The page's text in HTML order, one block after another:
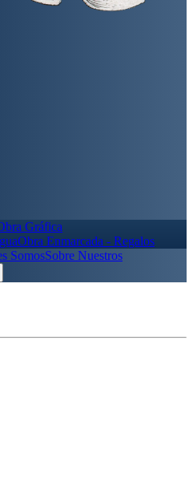
Gráfica
Obra Enmarcada - Regalos
SomosSobre Nuestros